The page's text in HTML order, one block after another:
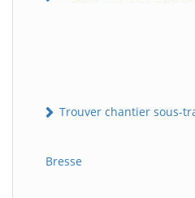
Trouver chantier sous-
Bresse